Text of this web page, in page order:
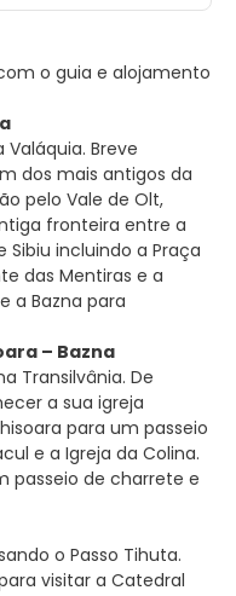
o guia e alojamento
Breve
dos mais antigos da
pelo Vale de Olt,
fronteira entre a
Sibiu incluindo a Praça
das Mentiras e a
a Bazna para
– Bazna
Transilvânia. De
a sua igreja
para um passeio
e a Igreja da Colina.
passeio de charrete e
o Passo Tihuta.
visitar a Catedral